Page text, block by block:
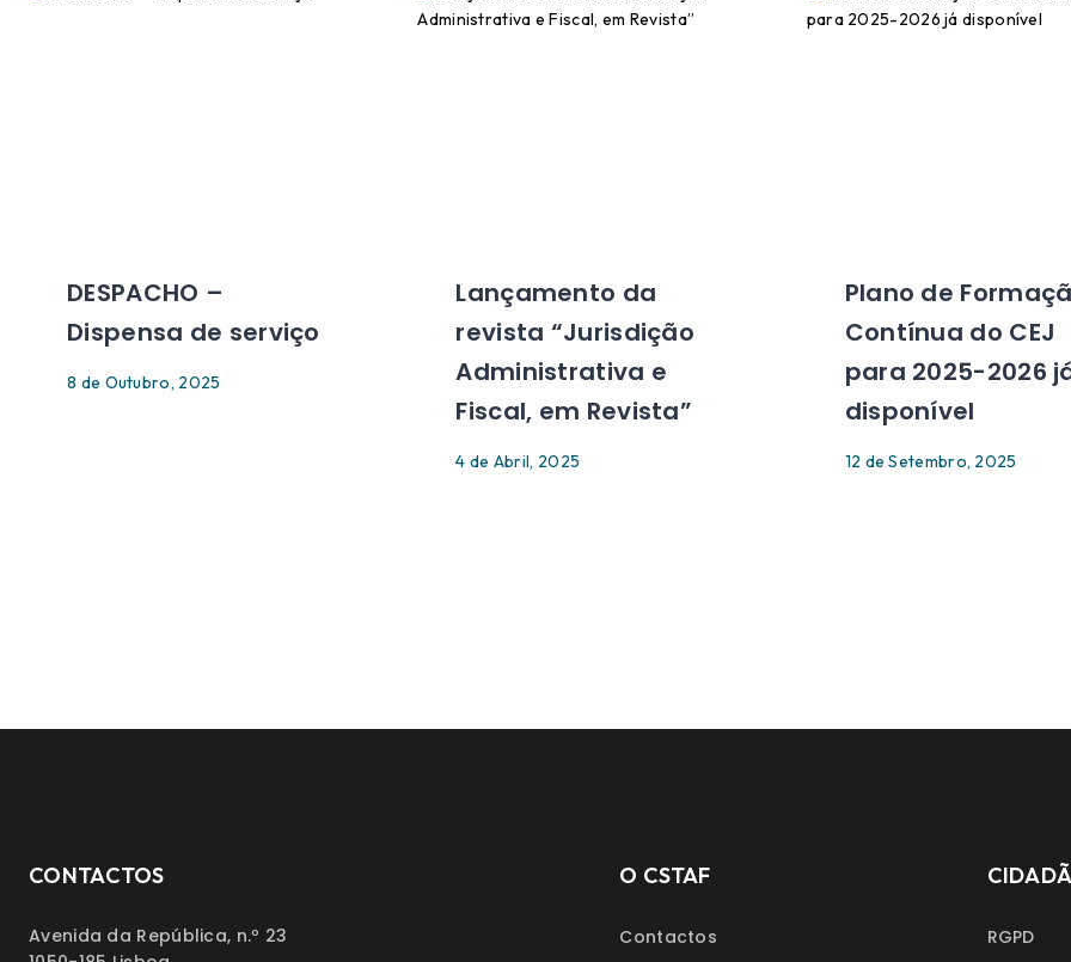
DESPACHO –
Dispensa de serviço
8 de Outubro, 2025
Lançamento da
revista “Jurisdição
Administrativa e
Fiscal, em Revista”
4 de Abril, 2025
Plano de
Contínua do CEJ
para 2025-2026
disponível
12 de Setembro, 2025
CONTACTOS
Avenida da República, n.º 23
O CSTAF
Contactos RGPD